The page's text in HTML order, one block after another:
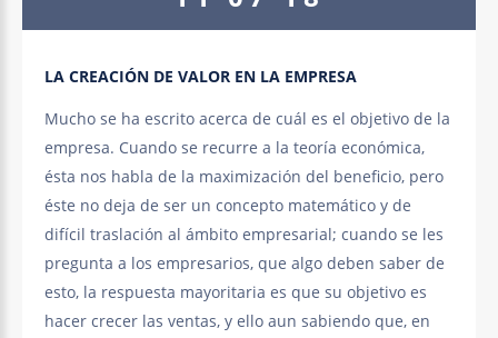
LA CREACIÓN DE VALOR EN LA EMPRESA
Mucho se ha escrito acerca de cuál es el objetivo de la
empresa. Cuando se recurre a la teoría económica,
ésta nos habla de la maximización del beneficio, pero
éste no deja de ser un concepto matemático y de
difícil traslación al ámbito empresarial; cuando se les
pregunta a los empresarios, que algo deben saber de
esto, la respuesta mayoritaria es que su objetivo es
hacer crecer las ventas, y ello aun sabiendo que, en